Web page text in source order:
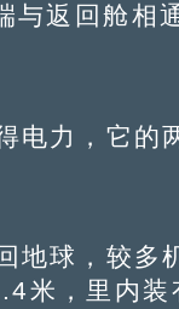
返回舱相
力，它的
球，较多
米，里内